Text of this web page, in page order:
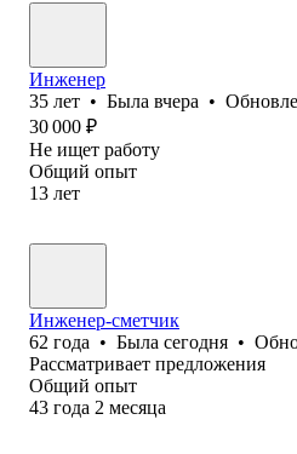
Инженер
35 лет • Была вчера •
30 000 ₽
Не ищет работу
Общий опыт
13 лет
Инженер-сметчик
62 года • Была сегодня •
Рассматривает предложения
Общий опыт
43 года 2 месяца